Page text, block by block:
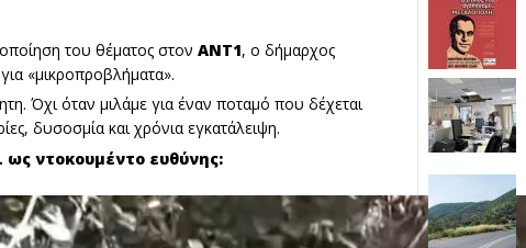
του θέματος στον ΑΝΤ1, ο δήμαρχος
«μικροπροβλήματα».
Όχι όταν μιλάμε για έναν ποταμό που δέχεται
δυσοσμία και χρόνια εγκατάλειψη.
ντοκουμέντο ευθύνης: